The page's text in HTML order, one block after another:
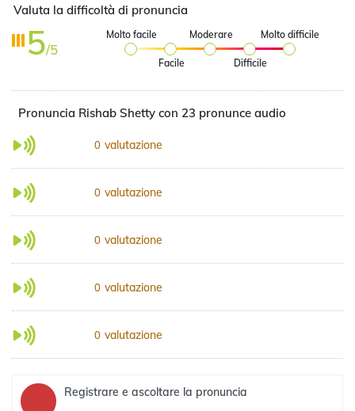
Valuta la difficoltà di pronuncia
5/5
Molto facile
Facile
Moderare
Difficile
Molto difficile
Pronuncia Rishab Shetty con 23 pronunce audio
0 valutazione
0 valutazione
0 valutazione
0 valutazione
0 valutazione
Registrare e ascoltare la pronuncia